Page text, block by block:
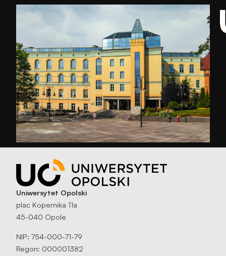
Uniwersytet Opolski
plac Kopernika 11a
45-040 Opole
NIP: 754-000-71-79
Regon: 000001382